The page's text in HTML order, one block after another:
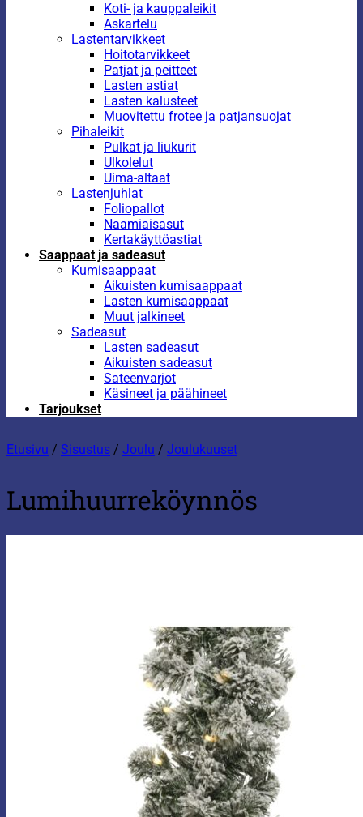
Koti- ja kauppaleikit
Askartelu
Lastentarvikkeet
Hoitotarvikkeet
Patjat ja peitteet
Lasten astiat
Lasten kalusteet
Muovitettu frotee ja patjansuojat
Pihaleikit
Pulkat ja liukurit
Ulkolelut
Uima-altaat
Lastenjuhlat
Foliopallot
Naamiaisasut
Kertakäyttöastiat
Saappaat ja sadeasut
Kumisaappaat
Aikuisten kumisaappaat
Lasten kumisaappaat
Muut jalkineet
Sadeasut
Lasten sadeasut
Aikuisten sadeasut
Sateenvarjot
Käsineet ja päähineet
Tarjoukset
Etusivu / Sisustus / Joulu / Joulukuuset
Lumihuurreköynnös